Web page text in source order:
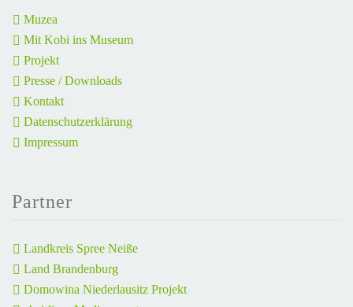
Muzea
Mit Kobi ins Museum
Projekt
Presse / Downloads
Kontakt
Datenschutzerklärung
Impressum
Partner
Landkreis Spree Neiße
Land Brandenburg
Domowina Niederlausitz Projekt